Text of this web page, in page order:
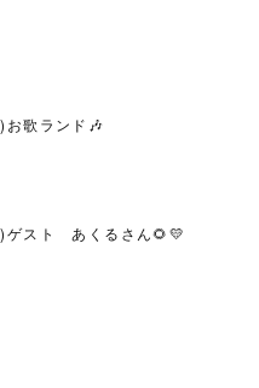
お歌ランド🎶
)ゲスト あくるさん🌻💛